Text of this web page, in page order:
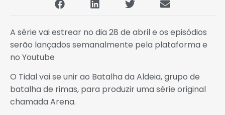
A série vai estrear no dia 28 de abril e os episódios
serão lançados semanalmente pela plataforma e
no Youtube
O Tidal vai se unir ao Batalha da Aldeia, grupo de
batalha de rimas, para produzir uma série original
chamada Arena.